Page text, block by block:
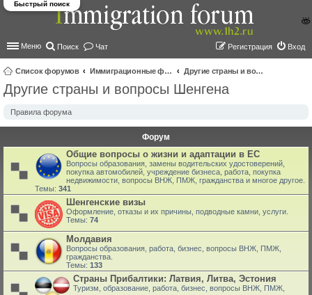
Меню Поиск Чат Вход
Регистрация
Список форумов Иммиграционные форумы | Immigration forums
Другие страны и вопросы Шенгена
Быстрый поиск
Другие страны и вопросы Шенгена
Правила форума
Форум
Общие вопросы о жизни и адаптации в ЕС
Вопросы образования, замены водительских удостоверений,
покупка автомобилей, учреждение бизнеса, работа, покупка
недвижимости, вопросы ВНЖ, ПМЖ, гражданства и многое другое.
Темы: 341
Шенгенские визы
Оформление, отказы и их причины, подводные камни, услуги.
Темы: 74
Молдавия
Вопросы образования, работа, бизнес, вопросы ВНЖ, ПМЖ,
гражданства.
Темы: 133
Страны Прибалтики: Латвия‚ Литва‚ Эстония
Туризм, образование, работа, бизнес, вопросы ВНЖ, ПМЖ,